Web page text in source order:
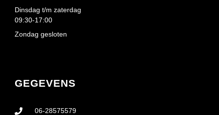
GEGEVENS
06-28575579
Dinsdag t/m zaterdag
09:30-17:00
Zondag gesloten